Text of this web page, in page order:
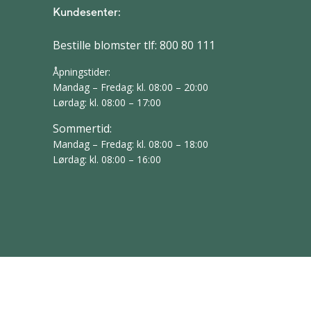
Kundesenter:
Bestille blomster tlf: 800 80 111
Åpningstider:
Mandag – Fredag: kl. 08:00 – 20:00
Lørdag: kl. 08:00 – 17:00
Sommertid:
Mandag – Fredag: kl. 08:00 – 18:00
Lørdag: kl. 08:00 – 16:00